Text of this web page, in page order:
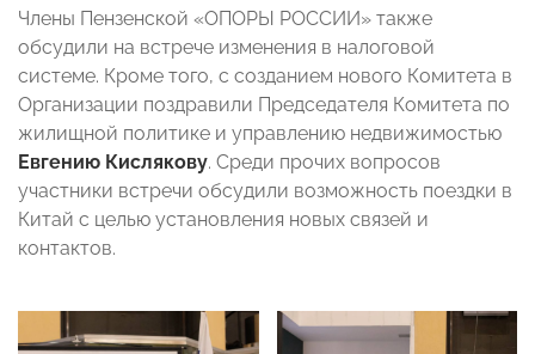
Члены Пензенской «ОПОРЫ РОССИИ» также
обсудили на встрече изменения в налоговой
системе. Кроме того, с созданием нового Комитета в
Организации поздравили Председателя Комитета по
жилищной политике и управлению недвижимостью
Евгению Кислякову. Среди прочих вопросов
участники встречи обсудили возможность поездки в
Китай с целью установления новых связей и
контактов.